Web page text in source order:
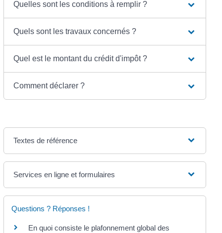
Quelles sont les conditions à remplir ?
Quels sont les travaux concernés ?
Quel est le montant du crédit d'impôt ?
Comment déclarer ?
Textes de référence
Services en ligne et formulaires
Questions ? Réponses !
En quoi consiste le plafonnement global des